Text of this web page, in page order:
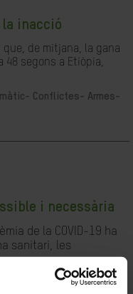
la inacció
que, de mitjana, la gana
48 segons a Etiòpia,
Conflictes- Armes-
i necessària
de la COVID-19 ha
sanitari, les